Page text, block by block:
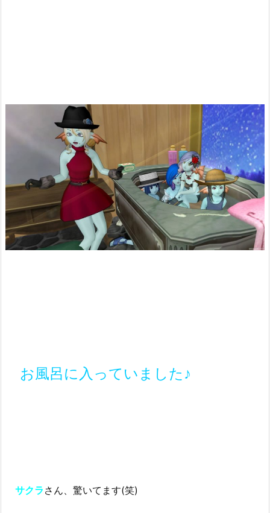
お風呂に入っていました♪
サクラ さん、驚いてます(笑)